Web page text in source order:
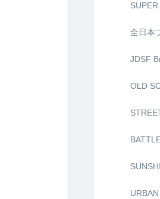
全日本
JDSF
OLD